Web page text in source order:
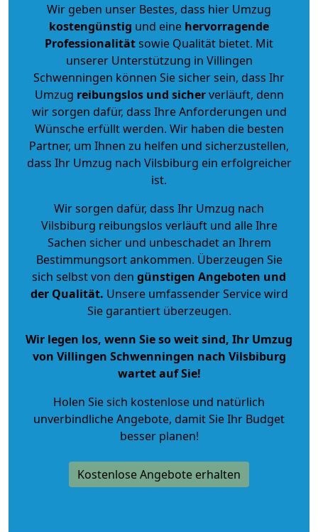
Wir geben unser Bestes, dass hier Umzug
kostengünstig und eine hervorragende
Professionalitätsowie Qualität bietet. Mit
unserer Unterstützung in Villingen
Schwenningen können Sie sicher sein, dass Ihr
Umzug reibungslos und sicherverläuft, denn
wir sorgen dafür, dass Ihre Anforderungen und
Wünsche erfüllt werden. Wir haben die besten
Partner, um Ihnen zu helfen und sicherzustellen,
dass Ihr Umzug nach Vilsbiburg ein erfolgreicher
ist.
Wir sorgen dafür, dass Ihr Umzug nach
Vilsbiburg reibungslos verläuft und alle Ihre
Sachen sicher und unbeschadet an Ihrem
Bestimmungsort ankommen. Überzeugen Sie
sich selbst von den günstigen Angeboten und
der Qualität. Unsere umfassender Service wird
Sie garantiert überzeugen.
Wir legen los, wenn Sie so weit sind, Ihr Umzug
von Villingen Schwenningen nach Vilsbiburg
wartet auf Sie!
Holen Sie sich kostenlose und natürlich
unverbindliche Angebote, damit Sie Ihr Budget
besser planen!
Kostenlose Angebote erhalten